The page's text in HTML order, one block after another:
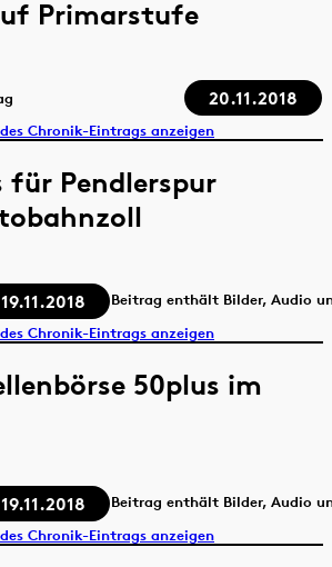
Primarstufe
20.11.2018
Chronik-Eintrags anzeigen
für Pendlerspur
19.11.2018
Beitrag enthält Bilder, Audio
Chronik-Eintrags anzeigen
50plus im
19.11.2018
Beitrag enthält Bilder, Audio
Chronik-Eintrags anzeigen